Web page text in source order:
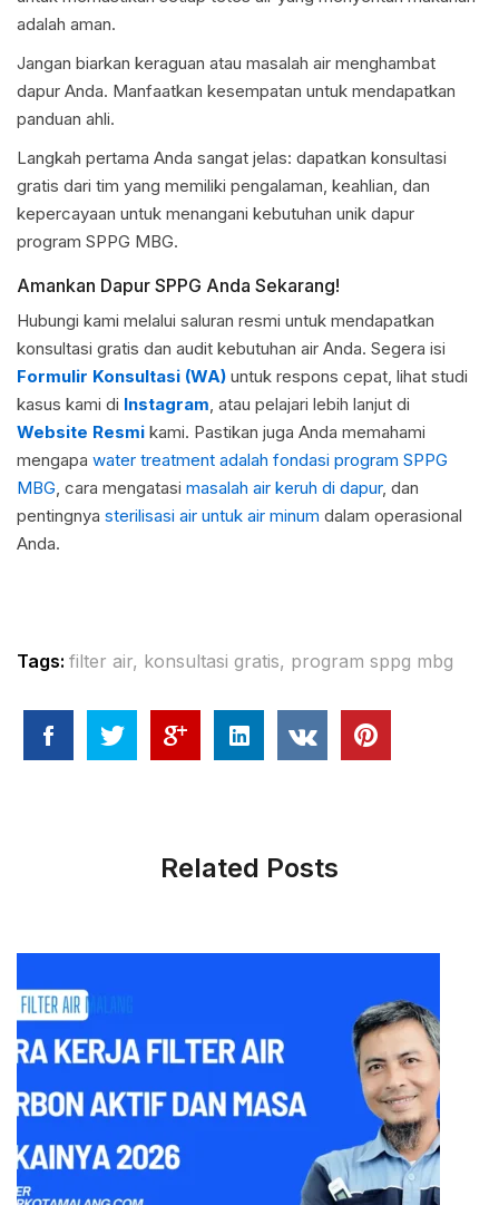
adalah aman.
Jangan biarkan keraguan atau masalah air menghambat
dapur Anda. Manfaatkan kesempatan untuk mendapatkan
panduan ahli.
Langkah pertama Anda sangat jelas: dapatkan konsultasi
gratis dari tim yang memiliki pengalaman, keahlian, dan
kepercayaan untuk menangani kebutuhan unik dapur
program SPPG MBG.
Amankan Dapur SPPG Anda Sekarang!
Hubungi kami melalui saluran resmi untuk mendapatkan
konsultasi gratis dan audit kebutuhan air Anda. Segera isi
Formulir Konsultasi (WA) untuk respons cepat, lihat studi
kasus kami di Instagram , atau pelajari lebih lanjut di
Website Resmi kami. Pastikan juga Anda memahami
mengapa water treatment adalah fondasi program SPPG
MBG , cara mengatasi masalah air keruh di dapur, dan
pentingnya sterilisasi air untuk air minum dalam operasional
Anda.
Tags: filter air, konsultasi gratis, program sppg mbg
Related Posts